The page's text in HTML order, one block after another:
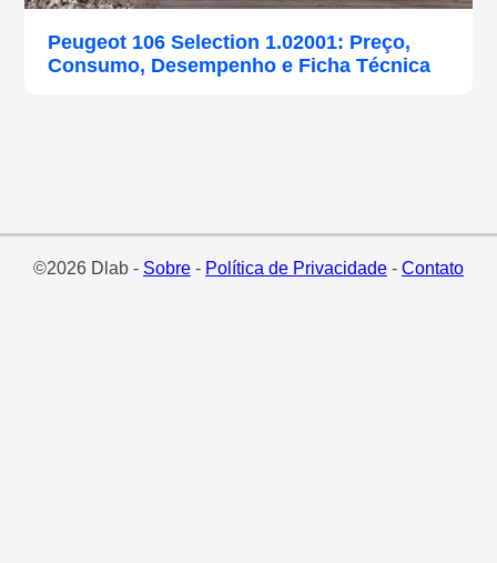
Peugeot 106 Selection 1.02001: Preço,
Consumo, Desempenho e Ficha Técnica
©2026 Dlab - Sobre- Política de Privacidade- Contato